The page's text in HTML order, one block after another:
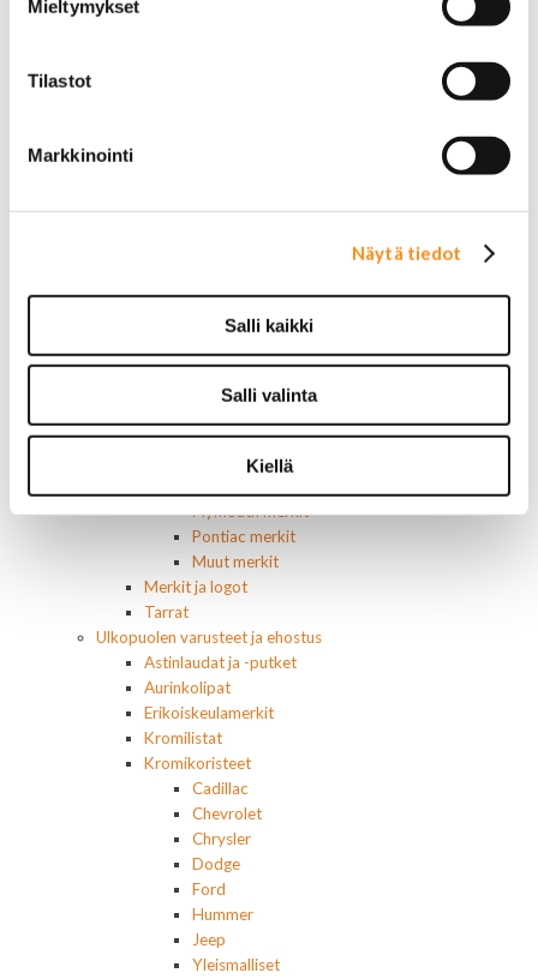
Mieltymykset
Tilastot
Markkinointi
Näytä tiedot
Salli kaikki
Salli valinta
Kiellä
Alkuperäiset tarrat ja teipit
Chevrolet merkit
Chrysler merkit
Dodge merkit
Lincoln merkit
Mercury merkit
Plymouth merkit
Pontiac merkit
Muut merkit
Merkit ja logot
Tarrat
Ulkopuolen varusteet ja ehostus
Astinlaudat ja -putket
Aurinkolipat
Erikoiskeulamerkit
Kromilistat
Kromikoristeet
Cadillac
Chevrolet
Chrysler
Dodge
Ford
Hummer
Jeep
Yleismalliset